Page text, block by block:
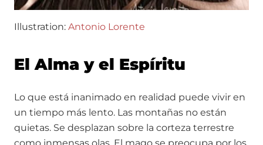
Illustration: Antonio Lorente
El Alma y el Espíritu
Lo que está inanimado en realidad puede vivir en
un tiempo más lento. Las montañas no están
quietas. Se desplazan sobre la corteza terrestre
como inmensas olas. El mago se preocupa por los